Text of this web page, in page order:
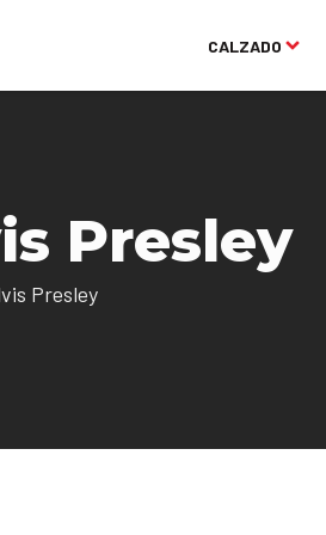
CALZADO
Presley
Presley